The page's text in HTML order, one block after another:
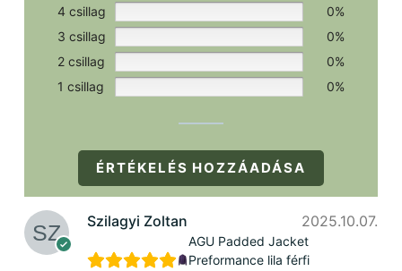
4 csillag
0%
3 csillag
0%
2 csillag
0%
1 csillag
0%
ÉRTÉKELÉS HOZZÁADÁSA
Szilagyi Zoltan 2025.10.07.
AGU Padded Jacket
Preformance lila férfi